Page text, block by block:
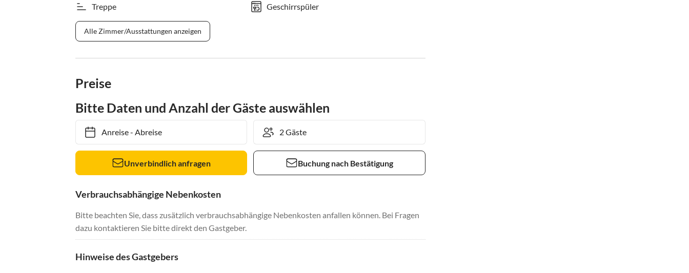
Treppe Geschirrspüler
Alle Zimmer/Ausstattungen anzeigen
Preise
Bitte Daten und Anzahl der Gäste auswählen
Anreise- Abreise
Unverbindlich anfragen Buchung nach Bestätigung
Verbrauchsabhängige Nebenkosten
Bitte beachten Sie, dass zusätzlich verbrauchsabhängige Nebenkosten anfallen können. Bei Fragen
dazu kontaktieren Sie bitte direkt den Gastgeber.
Hinweise des Gastgebers